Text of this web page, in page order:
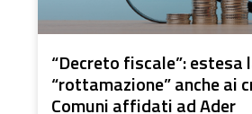
“Decreto fiscale”: estesa
“rottamazione” anche ai
Comuni affidati ad Ader